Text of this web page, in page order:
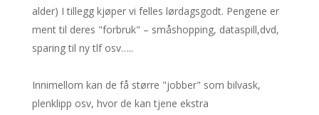
alder) I tillegg kjøper vi felles lørdagsgodt. Pengene er
ment til deres "forbruk" – småshopping, dataspill,dvd,
sparing til ny tlf osv…..
Innimellom kan de få større "jobber" som bilvask,
plenklipp osv, hvor de kan tjene ekstra